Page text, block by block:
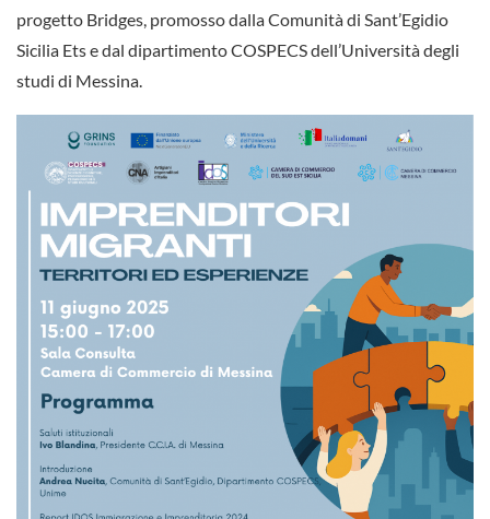
progetto Bridges, promosso dalla Comunità di Sant’Egidio
Sicilia Ets e dal dipartimento COSPECS dell’Università degli
studi di Messina.